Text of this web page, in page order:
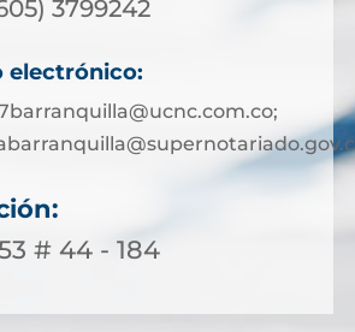
3799242
electrónico:
# 44 - 184